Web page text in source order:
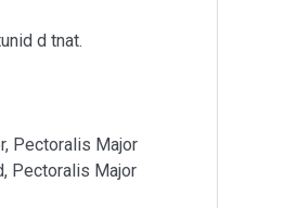
d tnat.
Pectoralis Major
Pectoralis Major